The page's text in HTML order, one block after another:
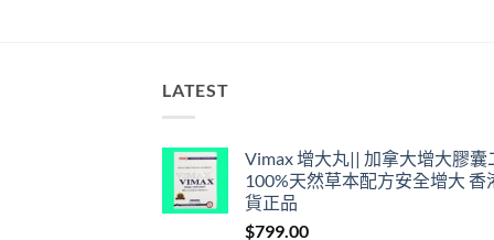
LATEST
Vimax 增大丸|| 加拿大增大膠囊
100%天然草本配方安全增大 香
貨正品
$799.00